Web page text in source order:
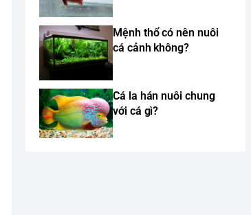
Mệnh thổ có nên nuôi
cá cảnh không?
Cá la hán nuôi chung
với cá gì?